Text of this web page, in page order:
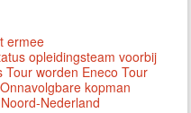
ermee
opleidingsteam voorbij
Tour worden Eneco Tour
kopman
Nederland